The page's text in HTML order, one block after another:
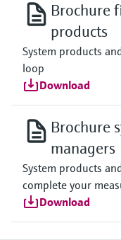
Brochure
products
System products
loop
Download
Brochure
managers
System products
complete your
Download